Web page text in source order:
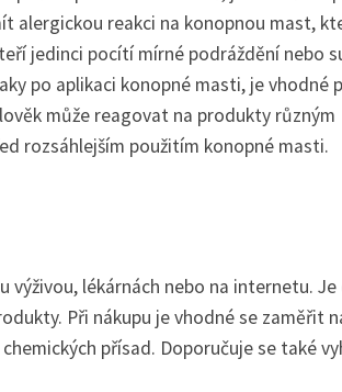
alergickou reakci na konopnou mast,
jedinci pocítí mírné podráždění nebo
po aplikaci konopné masti, je vhodné
může reagovat na produkty různým
rozsáhlejším použitím konopné masti.
výživou, lékárnách nebo na internetu.
Při nákupu je vhodné se zaměřit
přísad. Doporučuje se také